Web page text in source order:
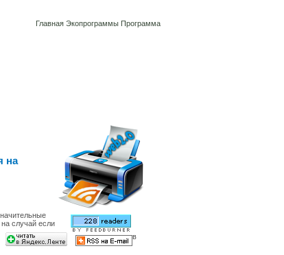
Главная Экопрограммы Программа
на
случай если
в